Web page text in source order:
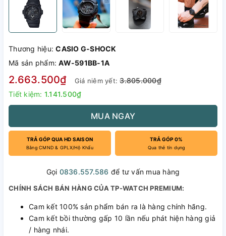
Thương hiệu:CASIO G-SHOCK
Mã sản phẩm:AW-591BB-1A
2.663.500₫ Giá niêm yết:3.805.000₫
Tiết kiệm: 1.141.500₫
MUA NGAY
TRẢ GÓP QUA HD SAISON
Bằng CMND & GPLX/Hộ Khẩu
TRẢ GÓP 0%
Qua thẻ tín dụng
Gọi 0836.557.586 để tư vấn mua hàng
CHÍNH SÁCH BÁN HÀNG CỦA TP-WATCH PREMIUM:
Cam kết 100% sản phẩm bán ra là hàng chính hãng.
Cam kết bồi thường gấp 10 lần nếu phát hiện hàng giả
/ hàng nhái.